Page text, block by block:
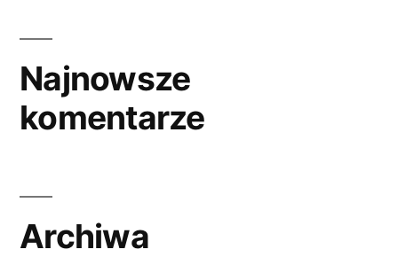
Najnowsze
komentarze
Archiwa